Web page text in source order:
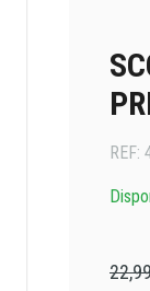
REF: